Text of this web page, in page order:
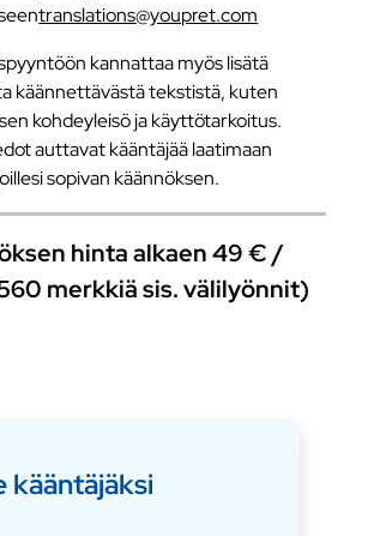
translations@youpret.com
kannattaa myös lisätä
käännettävästä tekstistä, kuten
kohdeyleisö ja käyttötarkoitus.
auttavat kääntäjää laatimaan
sopivan käännöksen.
hinta alkaen 49 € /
merkkiä sis. välilyönnit)
kääntäjäksi